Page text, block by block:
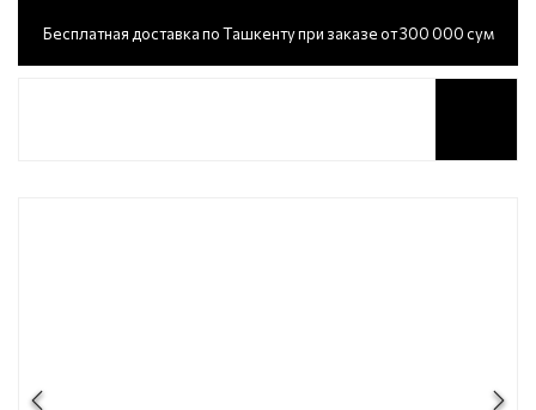
Бесплатная доставка по Ташкенту при заказе от 300 000 сум